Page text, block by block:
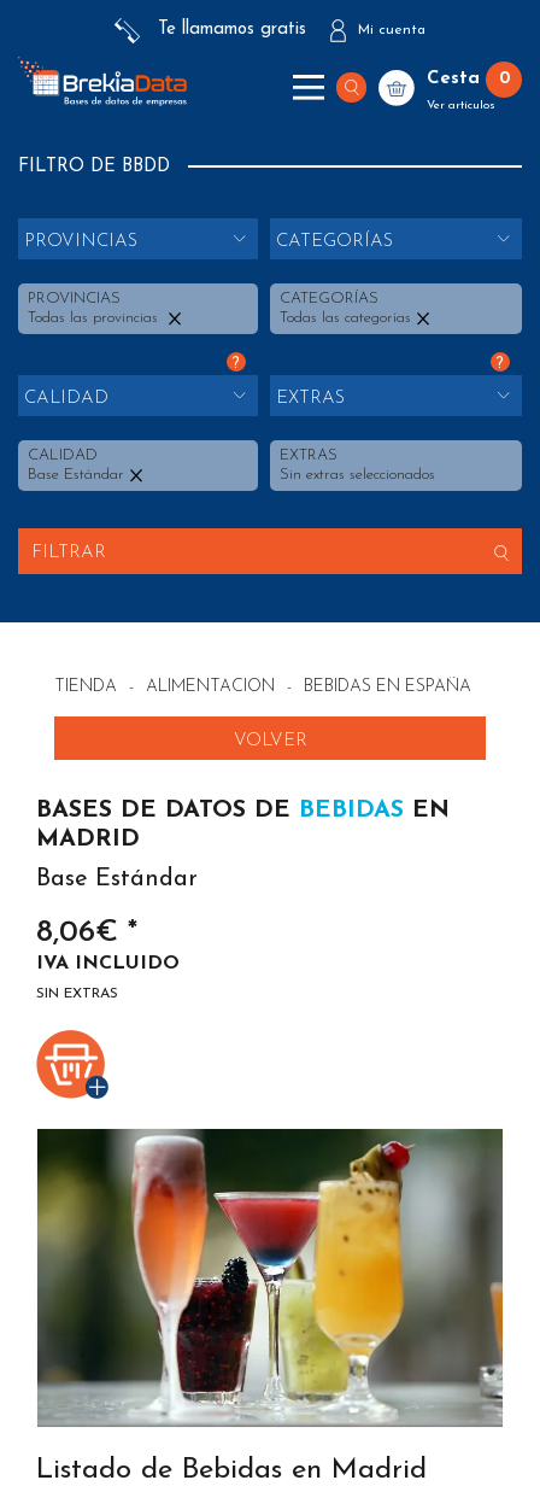
Te llamamos gratis Mi cuenta
Cesta 0
Ver artículos
FILTRO DE BBDD
PROVINCIAS
PROVINCIAS
Todas las provincias
CATEGORÍAS
CATEGORÍAS
Todas las categorías
?
CALIDAD
CALIDAD
Base Estándar
?
EXTRAS
EXTRAS
Sin extras seleccionados
FILTRAR
TIENDA - ALIMENTACION - BEBIDAS EN ESPAÑA
VOLVER
BASES DE DATOS DE BEBIDAS EN
MADRID
Base Estándar
8,06€ *
IVA INCLUIDO
SIN EXTRAS
Listado de Bebidas en Madrid